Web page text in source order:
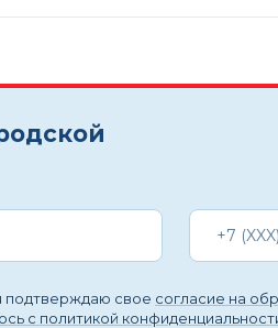
подтверждаю свое согласие на
с политикой